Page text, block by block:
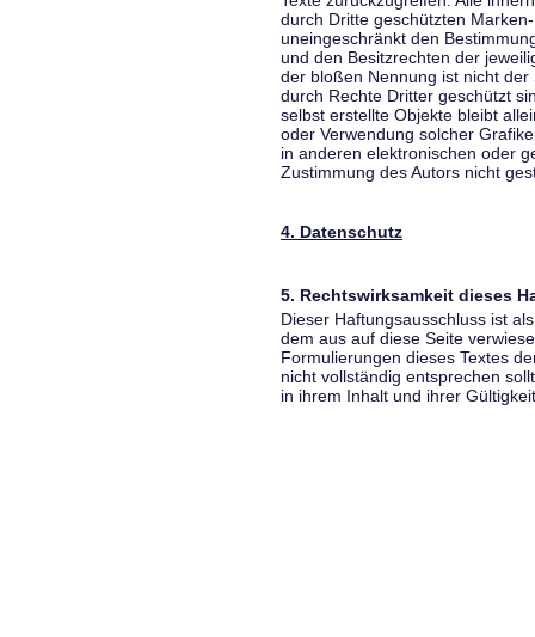
durch Dritte geschützten
uneingeschränkt den
und den Besitzrechten der
der bloßen Nennung ist nicht
durch Rechte Dritter geschützt
selbst erstellte Objekte bleibt
oder Verwendung solcher
in anderen elektronischen oder
Zustimmung des Autors nicht
4. Datenschutz
5. Rechtswirksamkeit dieses
Dieser Haftungsausschluss ist
dem aus auf diese Seite
Formulierungen dieses Textes
nicht vollständig entsprechen
in ihrem Inhalt und ihrer